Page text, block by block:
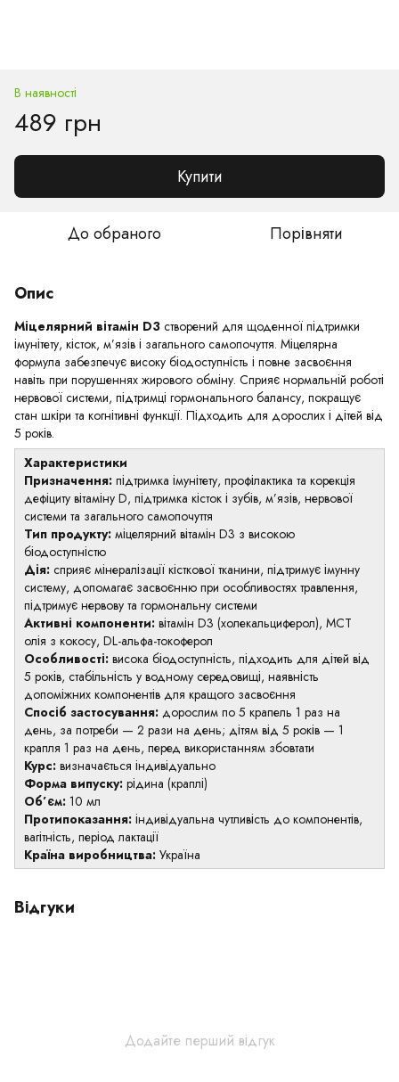
В наявності
489 грн
Купити
До обраного Порівняти
Опис
Міцелярний вітамін D3 створений для щоденної підтримки
імунітету, кісток, м’язів і загального самопочуття. Міцелярна
формула забезпечує високу біодоступність і повне засвоєння
навіть при порушеннях жирового обміну. Сприяє нормальній роботі
нервової системи, підтримці гормонального балансу, покращує
стан шкіри та когнітивні функції. Підходить для дорослих і дітей від
5 років.
Характеристики
Призначення: підтримка імунітету, профілактика та корекція
дефіциту вітаміну D, підтримка кісток і зубів, м’язів, нервової
системи та загального самопочуття
Тип продукту: міцелярний вітамін D3 з високою
біодоступністю
Дія: сприяє мінералізації кісткової тканини, підтримує імунну
систему, допомагає засвоєнню при особливостях травлення,
підтримує нервову та гормональну системи
Активні компоненти: вітамін D3 (холекальциферол), MCT
олія з кокосу, DL-альфа-токоферол
Особливості: висока біодоступність, підходить для дітей від
5 років, стабільність у водному середовищі, наявність
допоміжних компонентів для кращого засвоєння
Спосіб застосування: дорослим по 5 крапель 1 раз на
день, за потреби — 2 рази на день; дітям від 5 років — 1
крапля 1 раз на день, перед використанням збовтати
Курс: визначається індивідуально
Форма випуску: рідина (краплі)
Об’єм: 10 мл
Протипоказання: індивідуальна чутливість до компонентів,
вагітність, період лактації
Країна виробництва: Україна
Відгуки
Додайте перший відгук